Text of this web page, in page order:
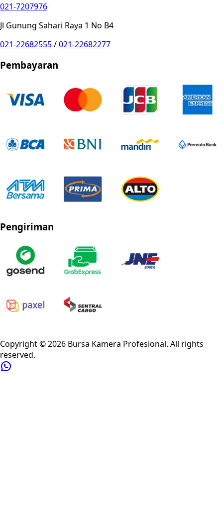
021-7207976
Jl Gunung Sahari Raya 1 No B4
021-22682555/021-22682277
Pembayaran
Pengiriman
Copyright ©2026 Bursa Kamera Profesional. All rights
reserved.